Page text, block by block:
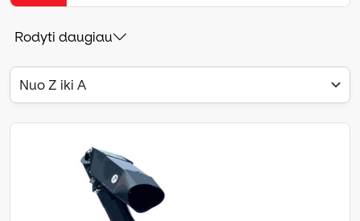
Rodyti daugiau
Nuo Z iki A